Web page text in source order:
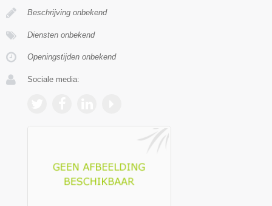
Beschrijving onbekend
Diensten onbekend
Openingstijden onbekend
Sociale media: